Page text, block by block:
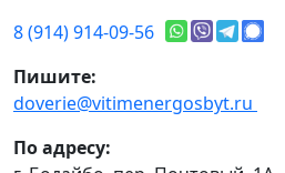
8 (914) 914-09-56
Пишите:
doverie@vitimenergosbyt.ru
По адресу: